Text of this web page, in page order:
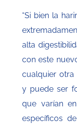
“Si bien la
alta
con este
cualquier otra
y puede ser
que varían
específicos